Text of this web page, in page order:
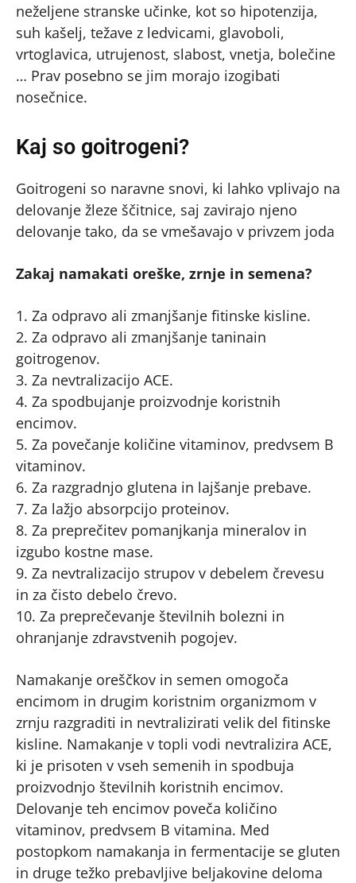
neželjene stranske učinke, kot so hipotenzija,
suh kašelj, težave z ledvicami, glavoboli,
vrtoglavica, utrujenost, slabost, vnetja, bolečine
… Prav posebno se jim morajo izogibati
nosečnice.
Kaj so goitrogeni?
Goitrogeni so naravne snovi, ki lahko vplivajo na
delovanje žleze ščitnice, saj zavirajo njeno
delovanje tako, da se vmešavajo v privzem joda
Zakaj namakati oreške, zrnje in semena?
1. Za odpravo ali zmanjšanje fitinske kisline.
2. Za odpravo ali zmanjšanje taninain
goitrogenov.
3. Za nevtralizacijo ACE.
4. Za spodbujanje proizvodnje koristnih
encimov.
5. Za povečanje količine vitaminov, predvsem B
vitaminov.
6. Za razgradnjo glutena in lajšanje prebave.
7. Za lažjo absorpcijo proteinov.
8. Za preprečitev pomanjkanja mineralov in
izgubo kostne mase.
9. Za nevtralizacijo strupov v debelem črevesu
in za čisto debelo črevo.
10. Za preprečevanje številnih bolezni in
ohranjanje zdravstvenih pogojev.
Namakanje oreščkov in semen omogoča
encimom in drugim koristnim organizmom v
zrnju razgraditi in nevtralizirati velik del fitinske
kisline. Namakanje v topli vodi nevtralizira ACE,
ki je prisoten v vseh semenih in spodbuja
proizvodnjo številnih koristnih encimov.
Delovanje teh encimov poveča količino
vitaminov, predvsem B vitamina. Med
postopkom namakanja in fermentacije se gluten
in druge težko prebavljive beljakovine deloma